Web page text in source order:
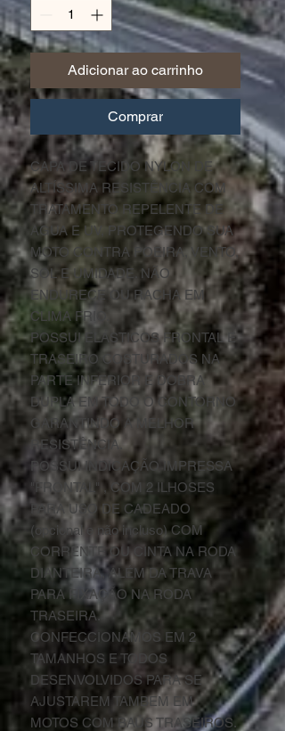
Adicionar ao carrinho
Comprar
CAPA DE TECIDO NYLON DE
ALTÍSSIMA RESISTÊNCIA COM
TRATAMENTO REPELENTE DE
AGUA E UV, PROTEGENDO SUA
MOTO CONTRA POEIRA, VENTO,
SOL E UMIDADE. NÃO
ENDURECE OU RACHA EM
CLIMA FRIO.
POSSUI ELÁSTICOS FRONTAL E
TRASEIRO COSTURADOS NA
PARTE INFERIOR E DOBRA
DUPLA EM TODO O CONTORNO
GARANTINDO A MELHOR
RESISTÊNCIA.
POSSUI INDICAÇÃO IMPRESSA
"FRONTAL" , COM 2 ILHOSES
PARA USO DE CADEADO
(opcional e não incluso) COM
CORRENTE OU CINTA NA RODA
DIANTEIRA, ALÉM DA TRAVA
PARA FIXAÇÃO NA RODA
TRASEIRA.
CONFECCIONAMOS EM 2
TAMANHOS E TODOS
DESENVOLVIDOS PARA SE
AJUSTAREM TAMBEM EM
MOTOS COM BAÚS TRASEIROS.